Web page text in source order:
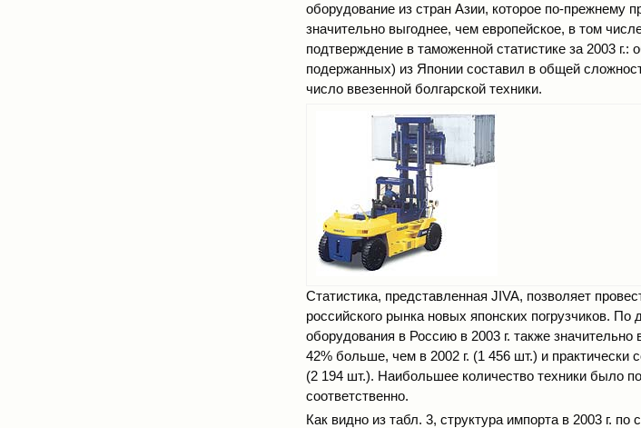
оборудование из стран Азии, которое по-прежнему
значительно выгоднее, чем европейское, в том
подтверждение в таможенной статистике за 2003
подержанных) из Японии составил в общей
число ввезенной болгарской техники.
Статистика, представленная JIVA, позволяет
российского рынка новых японских погрузчиков.
оборудования в Россию в 2003 г. также
42% больше, чем в 2002 г. (1 456 шт.) и практически
(2 194 шт.). Наибольшее количество техники было
соответственно.
Как видно из табл. 3, структура импорта в 2003 г.